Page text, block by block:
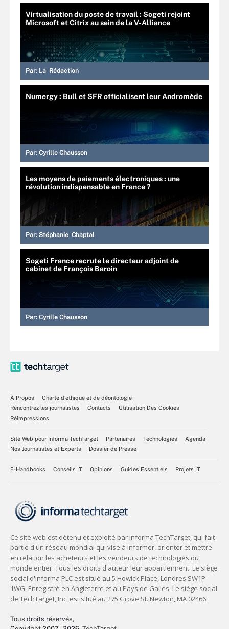
Virtualisation du poste de travail : Sogeti rejoint
Microsoft et Citrix au sein de la V-Alliance
Par: La Rédaction
Numergy : Bull et SFR officialisent leur Andromède
Par: Cyrille Chausson
Les moyens de paiements électroniques : une
révolution indispensable en France ?
Par: Stéphanie Chaptal
Sogeti France recrute le directeur adjoint de
cabinet de François Baroin
Par: Cyrille Chausson
À Propos
Charte d’éthique et de déontologie
Rencontrez les journalistes
Contacts
Utilisation Des Cookies
Réimpressions
Site Web pour Informa TechTarget Partenaires Technologies
Agenda
Nos Journalistes et Experts
Dossier de Presse
E-Handbooks Conseils IT Opinions Guides Essentiels Projets IT
Tous droits réservés,